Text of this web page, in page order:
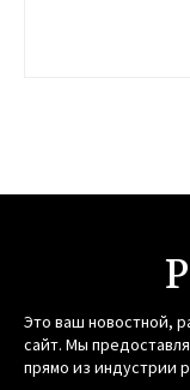
Это ваш новостной,
сайт. Мы
прямо из индустрии